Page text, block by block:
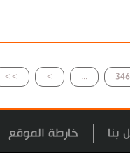
>> > ... 346
بنا خارطة الموقع